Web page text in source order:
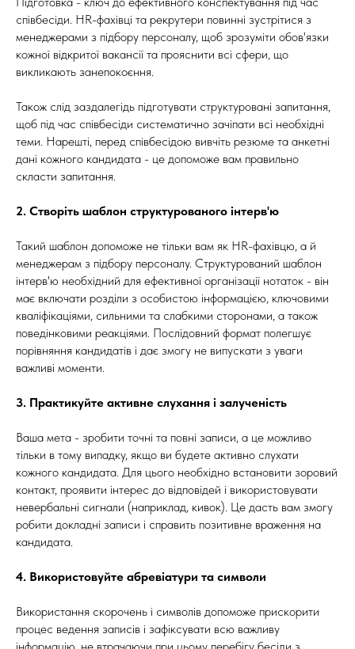
співбесіди. HR-фахівці та рекрутери повинні зустрітися з
менеджерами з підбору персоналу, щоб зрозуміти обов'язки
кожної відкритої вакансії та прояснити всі сфери, що
викликають занепокоєння.
Також слід заздалегідь підготувати структуровані запитання,
щоб під час співбесіди систематично зачіпати всі необхідні
теми. Нарешті, перед співбесідою вивчіть резюме та анкетні
дані кожного кандидата - це допоможе вам правильно
скласти запитання.
2. Створіть шаблон структурованого інтерв'ю
Такий шаблон допоможе не тільки вам як HR-фахівцю, а й
менеджерам з підбору персоналу. Структурований шаблон
інтерв'ю необхідний для ефективної організації нотаток - він
має включати розділи з особистою інформацією, ключовими
кваліфікаціями, сильними та слабкими сторонами, а також
поведінковими реакціями. Послідовний формат полегшує
порівняння кандидатів і дає змогу не випускати з уваги
важливі моменти.
3. Практикуйте активне слухання і залученість
Ваша мета - зробити точні та повні записи, а це можливо
тільки в тому випадку, якщо ви будете активно слухати
кожного кандидата. Для цього необхідно встановити зоровий
контакт, проявити інтерес до відповідей і використовувати
невербальні сигнали (наприклад, кивок). Це дасть вам змогу
робити докладні записи і справить позитивне враження на
кандидата.
4. Використовуйте абревіатури та символи
Використання скорочень і символів допоможе прискорити
процес ведення записів і зафіксувати всю важливу
інформацію, не втрачаючи при цьому перебігу бесіди з